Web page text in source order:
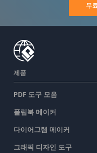
무
제품
PDF 도구 모음
플립북 메이커
다이어그램 메이커
그래픽 디자인 도구